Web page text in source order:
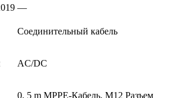
—
Соединительный кабель
AC/DC
0, 5 m MPPE-Кабель, M12 Разъем